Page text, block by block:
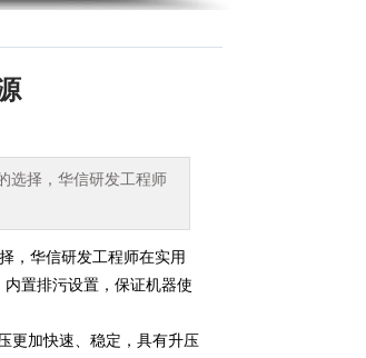
选择，华信研发工程师
，华信研发工程师在实用
置排污设置，保证机器使
更加快速、稳定，具有升压